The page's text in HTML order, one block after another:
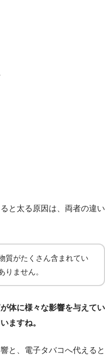
と太る原因は、両者の違い
質がたくさん含まれてい
りません。
体に様々な影響を与えてい
ますね。
と、電子タバコへ代えると